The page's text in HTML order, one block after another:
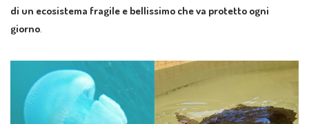
di un ecosistema fragile e bellissimo che va protetto ogni
giorno